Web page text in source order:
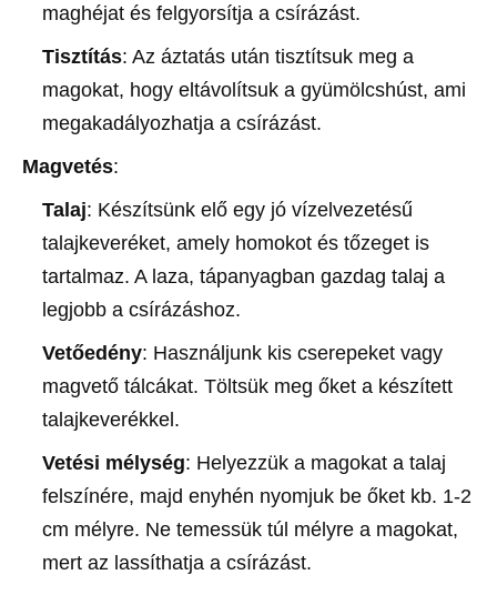
maghéjat és felgyorsítja a csírázást.
Tisztítás: Az áztatás után tisztítsuk meg a
magokat, hogy eltávolítsuk a gyümölcshúst, ami
megakadályozhatja a csírázást.
Magvetés:
Talaj: Készítsünk elő egy jó vízelvezetésű
talajkeveréket, amely homokot és tőzeget is
tartalmaz. A laza, tápanyagban gazdag talaj a
legjobb a csírázáshoz.
Vetőedény: Használjunk kis cserepeket vagy
magvető tálcákat. Töltsük meg őket a készített
talajkeverékkel.
Vetési mélység: Helyezzük a magokat a talaj
felszínére, majd enyhén nyomjuk be őket kb. 1-2
cm mélyre. Ne temessük túl mélyre a magokat,
mert az lassíthatja a csírázást.